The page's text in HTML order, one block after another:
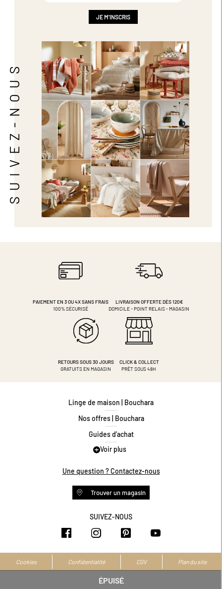
ÉPUISÉ
SUIVEZ-NOUS
JE M'INSCRIS
PAIEMENT EN 3 OU 4XSANS FRAIS
100% SÉCURISÉ
LIVRAISON OFFERTE DÈS 120€
DOMICILE - POINT RELAIS - MAGASIN
RETOURS SOUS 30 JOURS
GRATUITS EN MAGASIN
CLICK & COLLECT
PRÊT SOUS 48H
Linge de maison | Bouchara
Nos offres | Bouchara
Guides d'achat
Guide des tailles
Programme de fidélité
Conditions des offres
Livraison et retours
Accessibilité numérique
La marque
Voir plus
Une question ? Contactez-nous
Trouver un magasin
SUIVEZ-NOUS
https://www.facebook.com/
https://https://
Cookies Confidentialité CGV Plan du site